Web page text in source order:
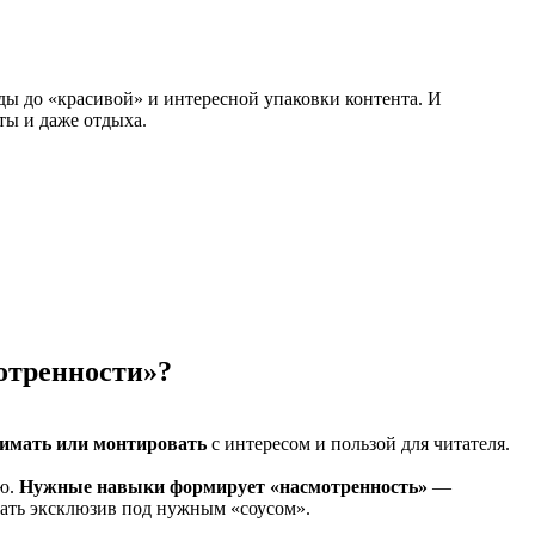
до «красивой» и интересной упаковки контента. И
и даже отдыха.
или монтировать с интересом и пользой для читателя.
Нужные навыки формирует «насмотренность» —
эксклюзив под нужным «соусом».